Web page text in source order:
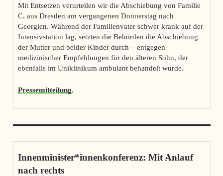
Mit Entsetzen verurteilen wir die Abschiebung von Familie
C. aus Dresden am vergangenen Donnerstag nach
Georgien. Während der Familienvater schwer krank auf der
Intensivstation lag, setzten die Behörden die Abschiebung
der Mutter und beider Kinder durch – entgegen
medizinischer Empfehlungen für den älteren Sohn, der
ebenfalls im Uniklinikum ambulant behandelt wurde.
Pressemitteilung.
Innenminister*innenkonferenz: Mit Anlauf
nach rechts